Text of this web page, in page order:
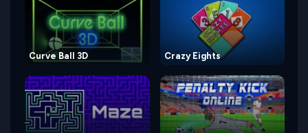
Curve Ball 3D Crazy Eights